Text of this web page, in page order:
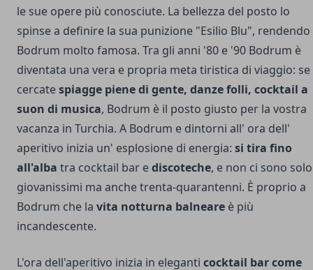
le sue opere più conosciute. La bellezza del posto lo
spinse a definire la sua punizione "Esilio Blu", rendendo
Bodrum molto famosa. Tra gli anni '80 e '90 Bodrum è
diventata una vera e propria meta tiristica di viaggio: se
cercatespiagge piene di gente, danze folli, cocktail a
suon di musica, Bodrum è il posto giusto per la vostra
vacanza in Turchia. A Bodrum e dintorni all' ora dell'
aperitivo inizia un' esplosione di energia: si tira fino
all'alba tra cocktail bar ediscoteche, e non ci sono solo
giovanissimi ma anche trenta-quarantenni. È proprio a
Bodrum che la vita notturna balneare è più
incandescente.
L'ora dell'aperitivo inizia in eleganti cocktail bar come